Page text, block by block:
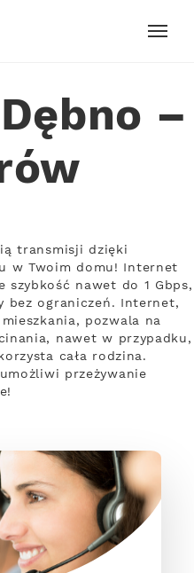
–
transmisji dzięki
w Twoim domu! Internet
szybkość nawet do 1 Gbps,
bez ograniczeń. Internet,
pozwala na
nawet w przypadku,
cała rodzina.
przeżywanie